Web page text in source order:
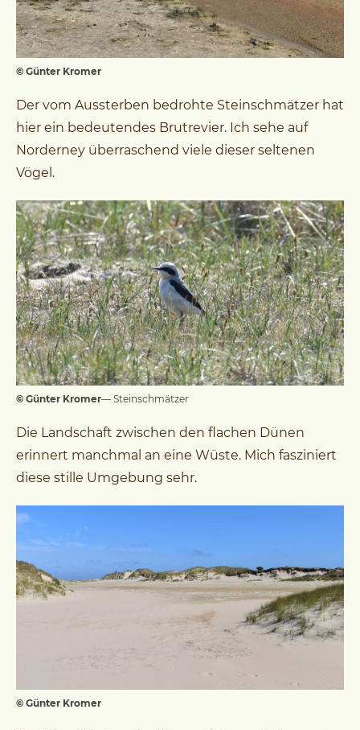
© Günter Kromer
Der vom Aussterben bedrohte Steinschmätzer hat
hier ein bedeutendes Brutrevier. Ich sehe auf
Norderney überraschend viele dieser seltenen
Vögel.
© Günter Kromer— Steinschmätzer
Die Landschaft zwischen den flachen Dünen
erinnert manchmal an eine Wüste. Mich fasziniert
diese stille Umgebung sehr.
© Günter Kromer